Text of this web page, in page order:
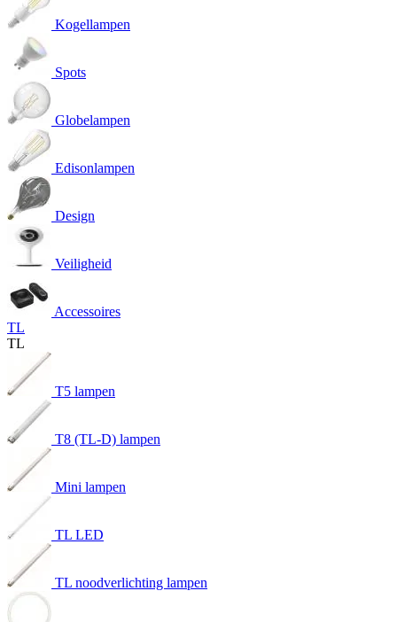
Kogellampen
Spots
Globelampen
Edisonlampen
Design
Veiligheid
Accessoires
TL
TL
T5 lampen
T8 (TL-D) lampen
Mini lampen
TL LED
TL noodverlichting lampen